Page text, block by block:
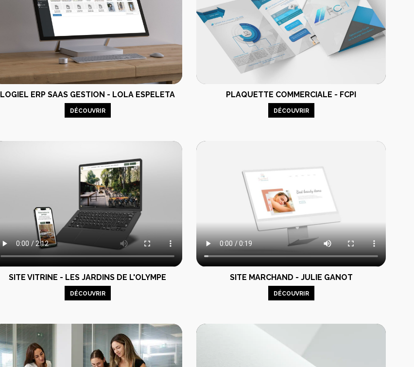
LOGIEL ERP SAAS GESTION - LOLA ESPELETA
DÉCOUVRIR
PLAQUETTE COMMERCIALE - FCPI
DÉCOUVRIR
SITE VITRINE - LES JARDINS DE L'OLYMPE
DÉCOUVRIR
SITE MARCHAND - JULIE GANOT
DÉCOUVRIR